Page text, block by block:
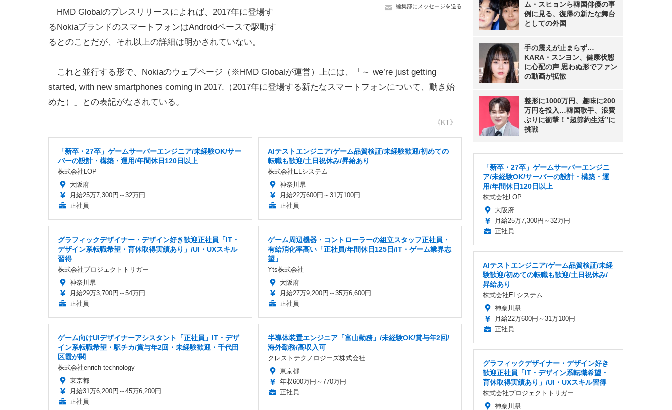
編集部にメッセージを送る
HMD Globalのプレスリリースによれば、2017年に登場す
るNokiaブランドのスマートフォンはAndroidベースで駆動す
るとのことだが、それ以上の詳細は明かされていない。
これと並行する形で、Nokiaのウェブページ（※HMD Globalが運営）上には、「～ we’re just getting
started, with new smartphones coming in 2017.（2017年に登場する新たなスマートフォンについて、動き始
めた）」との表記がなされている。
《KT》
「新卒・27卒」ゲームサーバーエンジニア/未経験OK/サー
バーの設計・構築・運用/年間休日120日以上
株式会社LOP
大阪府
月給25万7,300円～32万円
正社員
AIテストエンジニア/ゲーム品質検証/未経験歓迎/初めての
転職も歓迎/土日祝休み/昇給あり
株式会社ELシステム
神奈川県
月給22万600円～31万100円
正社員
グラフィックデザイナー・デザイン好き歓迎正社員「IT・
デザイン系転職希望・育休取得実績あり」/UI・UXスキル
習得
株式会社プロジェクトトリガー
神奈川県
月給29万3,700円～54万円
正社員
ゲーム周辺機器・コントローラーの組立スタッフ正社員・
有給消化率高い「正社員/年間休日125日/IT・ゲーム業界志
望」
Yts株式会社
大阪府
月給27万9,200円～35万6,600円
正社員
ゲーム向けUIデザイナーアシスタント「正社員」IT・デザ
イン系転職希望・駅チカ/賞与年2回・未経験歓迎・千代田
区霞が関
株式会社enrich technology
東京都
月給31万6,200円～45万6,200円
正社員
半導体装置エンジニア「富山勤務」/未経験OK/賞与年2回/
海外勤務/高収入可
クレストテクノロジーズ株式会社
東京都
年収600万円～770万円
正社員
ム・スヒョンら韓国俳優の事
例に見る、復帰の新たな舞台
としての外国
手の震えが止まらず…
KARA・スンヨン、健康状態
に心配の声 思わぬ形でファン
の動画が拡散
整形に1000万円、趣味に200
万円を投入…韓国歌手、浪費
ぶりに衝撃！“超節約生活”に
挑戦
「新卒・27卒」ゲームサーバーエンジニ
ア/未経験OK/サーバーの設計・構築・運
用/年間休日120日以上
株式会社LOP
大阪府
月給25万7,300円～32万円
正社員
AIテストエンジニア/ゲーム品質検証/未経
験歓迎/初めての転職も歓迎/土日祝休み/
昇給あり
株式会社ELシステム
神奈川県
月給22万600円～31万100円
正社員
グラフィックデザイナー・デザイン好き
歓迎正社員「IT・デザイン系転職希望・
育休取得実績あり」/UI・UXスキル習得
株式会社プロジェクトトリガー
神奈川県